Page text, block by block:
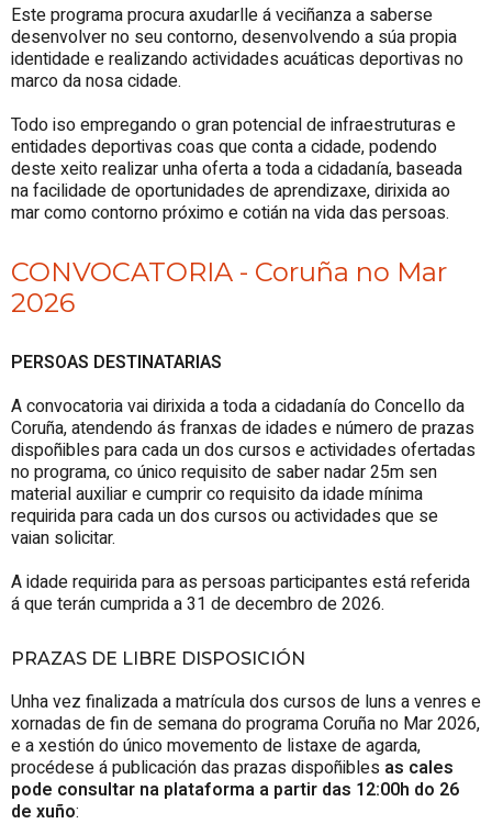
Este programa procura axudarlle á veciñanza a saberse
desenvolver no seu contorno, desenvolvendo a súa propia
identidade e realizando actividades acuáticas deportivas no
marco da nosa cidade.
Todo iso empregando o gran potencial de infraestruturas e
entidades deportivas coas que conta a cidade, podendo
deste xeito realizar unha oferta a toda a cidadanía, baseada
na facilidade de oportunidades de aprendizaxe, dirixida ao
mar como contorno próximo e cotián na vida das persoas.
CONVOCATORIA - Coruña no Mar
2026
PERSOAS DESTINATARIAS
A convocatoria vai dirixida a toda a cidadanía do Concello da
Coruña, atendendo ás franxas de idades e número de prazas
dispoñibles para cada un dos cursos e actividades ofertadas
no programa, co único requisito de saber nadar 25m sen
material auxiliar e cumprir co requisito da idade mínima
requirida para cada un dos cursos ou actividades que se
vaian solicitar.
A idade requirida para as persoas participantes está referida
á que terán cumprida a 31 de decembro de 2026.
PRAZAS DE LIBRE DISPOSICIÓN
Unha vez finalizada a matrícula dos cursos de luns a venres e
xornadas de fin de semana do programa Coruña no Mar 2026,
e a xestión do único movemento de listaxe de agarda,
procédese á publicación das prazas dispoñibles as cales
pode consultar na plataforma a partir das 12:00h do 26
de xuño: